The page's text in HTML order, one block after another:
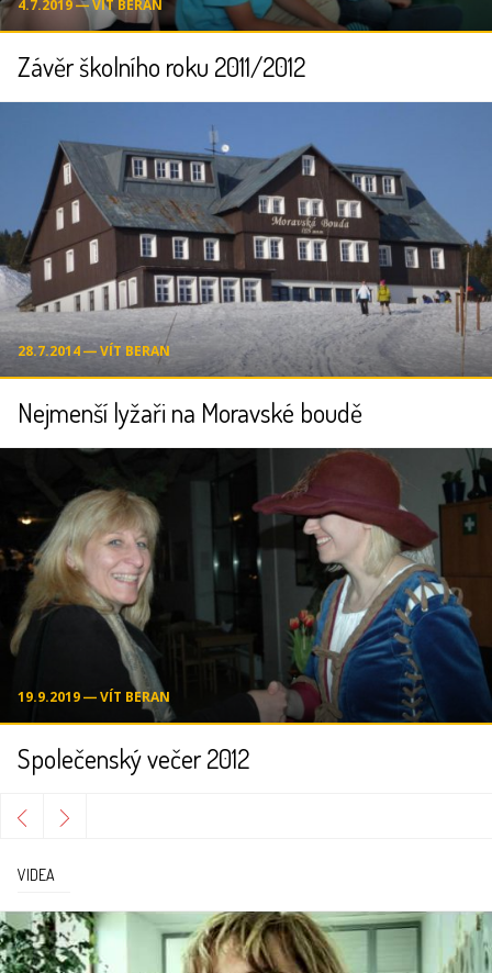
4.7.2019 ― VÍT BERAN
Závěr školního roku 2011/2012
28.7.2014 ― VÍT BERAN
Nejmenší lyžaři na Moravské boudě
19.9.2019 ― VÍT BERAN
Společenský večer 2012
VIDEA